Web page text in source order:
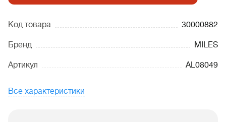
Код товара 30000882
Бренд MILES
Артикул AL08049
Все характеристики